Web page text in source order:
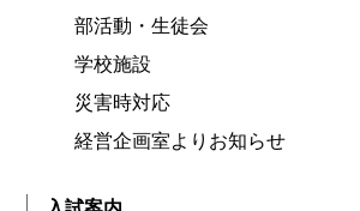
部活動・生徒会
学校施設
災害時対応
経営企画室よりお知らせ